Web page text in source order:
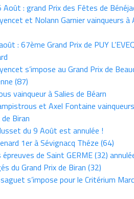
Août : grand Prix des Fêtes de
et Nolann Garnier vainqueurs à
: 67ème Grand Prix de PUY
s’impose au Grand Prix de
(87)
vainqueur à Salies de Béarn
et Axel Fontaine
Biran
du 9 Août est annulée !
1er à Sévignacq Théze (64)
de Saint GERME (32)
du Grand Prix de Biran (32)
s’impose pour le Critérium